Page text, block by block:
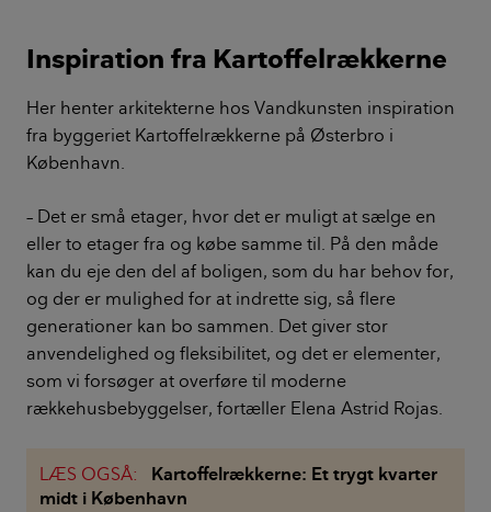
Inspiration fra Kartoffelrækkerne
Her henter arkitekterne hos Vandkunsten inspiration
fra byggeriet Kartoffelrækkerne på Østerbro i
København.
– Det er små etager, hvor det er muligt at sælge en
eller to etager fra og købe samme til. På den måde
kan du eje den del af boligen, som du har behov for,
og der er mulighed for at indrette sig, så flere
generationer kan bo sammen. Det giver stor
anvendelighed og fleksibilitet, og det er elementer,
som vi forsøger at overføre til moderne
rækkehusbebyggelser, fortæller Elena Astrid Rojas.
LÆS OGSÅ:
Kartoffelrækkerne: Et trygt kvarter
midt i København